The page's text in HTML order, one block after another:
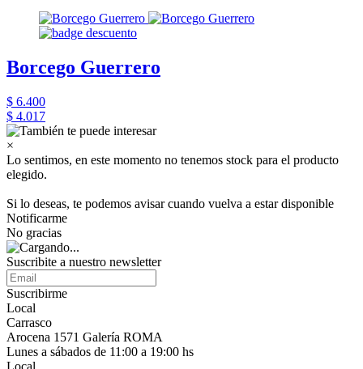
Borcego Guerrero
$ 6.400
$ 4.017
×
Lo sentimos, en este momento no tenemos stock para el producto
elegido.
Si lo deseas, te podemos avisar cuando vuelva a estar disponible
Notificarme
No gracias
Suscribite a nuestro newsletter
Suscribirme
Local
Carrasco
Arocena 1571 Galería ROMA
Lunes a sábados de 11:00 a 19:00 hs
Local